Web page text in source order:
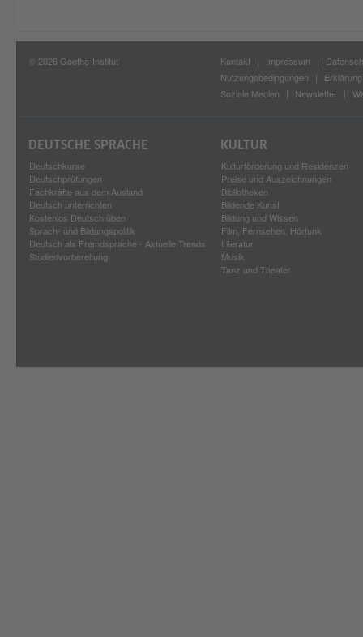
© 2026 Goethe-Institut Kontakt Impressum
Nutzungsbedingungen
Soziale Medien
Newsletter
DEUTSCHE SPRACHE
Deutschkurse
Deutschprüfungen
Fachkräfte aus dem Ausland
Deutsch unterrichten
Kostenlos Deutsch üben
Sprach- und Bildungspolitik
Deutsch als Fremdsprache - Aktuelle Trends
Studienvorbereitung
KULTUR
Kulturförderung und Residenzen
Preise und Auszeichnungen
Bibliotheken
Bildende Kunst
Bildung und Wissen
Film, Fernsehen, Hörfunk
Literatur
Musik
Tanz und Theater